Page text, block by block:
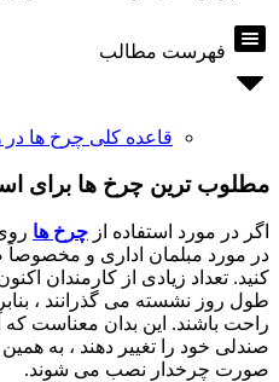
فهرست مطالب
قاعده کلی چرخ ها
مطلوب ترین چرخ ها برای
اگر در مورد استفاده از چرخ ها
در مورد مبلمان اداری و
کنید. تعداد زیادی از کارمندان
طول روز نشسته می گذرانند ،
راحت باشند. این بدان معناست که
صندلی خود را تغییر دهند ، به
صورت چرخدار نصب می شوند.